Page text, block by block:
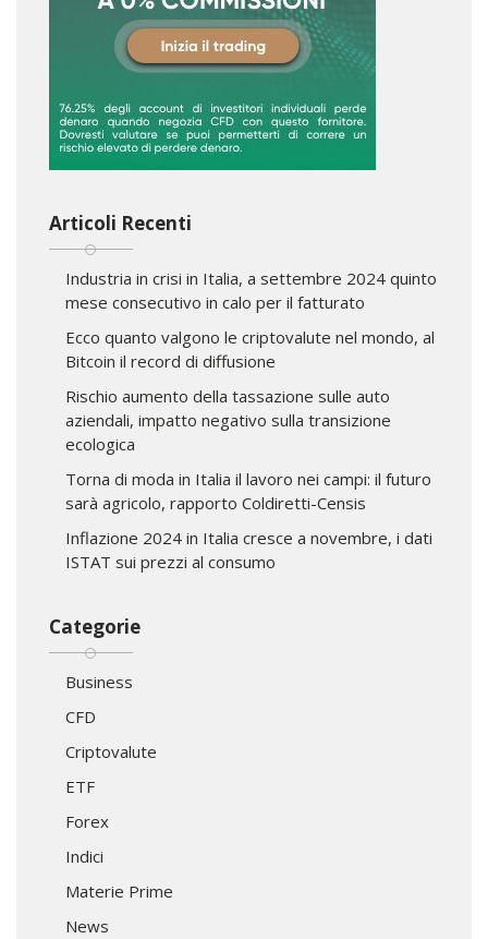
Articoli Recenti
Industria in crisi in Italia, a settembre 2024 quinto
mese consecutivo in calo per il fatturato
Ecco quanto valgono le criptovalute nel mondo, al
Bitcoin il record di diffusione
Rischio aumento della tassazione sulle auto
aziendali, impatto negativo sulla transizione
ecologica
Torna di moda in Italia il lavoro nei campi: il futuro
sarà agricolo, rapporto Coldiretti-Censis
Inflazione 2024 in Italia cresce a novembre, i dati
ISTAT sui prezzi al consumo
Categorie
Business
CFD
Criptovalute
ETF
Forex
Indici
Materie Prime
News